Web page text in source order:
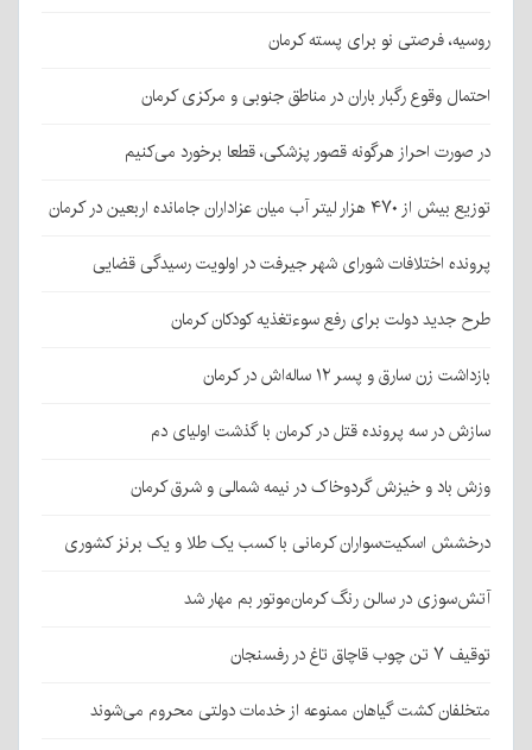
روسیه، فرصتی نو برای پسته کرمان
احتمال وقوع رگبار باران در مناطق جنوبی و مرکزی کرمان
در صورت احراز هرگونه قصور پزشکی، قطعا برخورد می‌کنیم
توزیع بیش از ۴۷۰ هزار لیتر آب میان عزاداران جامانده اربعین در کرمان
پرونده اختلافات شورای شهر جیرفت در اولویت رسیدگی قضایی
طرح جدید دولت برای رفع سوءتغذیه کودکان کرمان
بازداشت زن سارق و پسر ۱۲ ساله‌اش در کرمان
سازش در سه پرونده قتل در کرمان با گذشت اولیای دم
وزش باد و خیزش گردوخاک در نیمه شمالی و شرق کرمان
درخشش اسکیت‌سواران کرمانی با کسب یک طلا و یک برنز کشوری
آتش‌سوزی در سالن رنگ کرمان‌موتور بم مهار شد
توقیف ۷ تن چوب قاچاق تاغ در رفسنجان
متخلفان کشت گیاهان ممنوعه از خدمات دولتی محروم می‌شوند